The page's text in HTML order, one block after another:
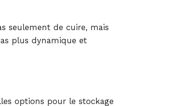
seulement de cuire, mais
plus dynamique et
options pour le stockage